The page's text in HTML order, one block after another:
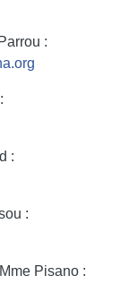
:
:
:
Pisano :